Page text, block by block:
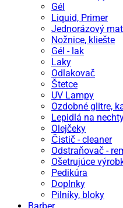
Gél
Liquid, Primer
Jednorázový
Nožnice, kliešte
Gél - lak
Laky
Odlakovač
Štetce
UV Lampy
Ozdobné glitre,
Lepidlá na
Olejčeky
Čistič - cleaner
Odstraňovač -
Ošetrujúce
Pedikúra
Doplnky
Pilníky, bloky